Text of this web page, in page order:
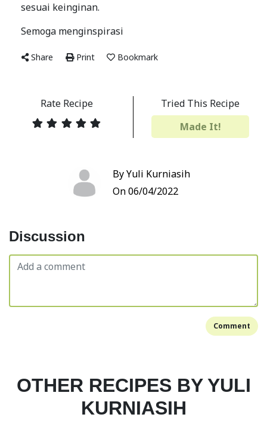
sesuai keinginan.
Semoga menginspirasi
Share Print Bookmark
Rate Recipe
Tried This Recipe
Made It!
By Yuli Kurniasih
On 06/04/2022
Discussion
Comment
OTHER RECIPES BY YULI
KURNIASIH